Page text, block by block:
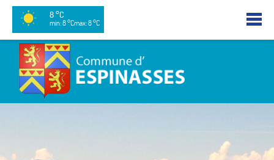
8 °C
min: 8 °Cmax: 8 °C